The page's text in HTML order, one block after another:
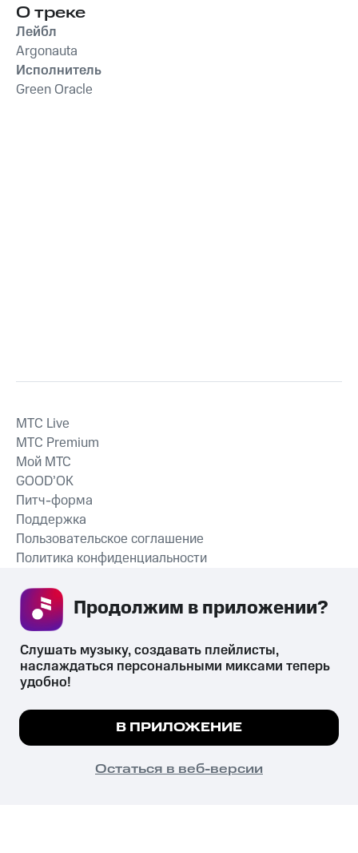
О треке
Лейбл
Argonauta
Исполнитель
Green Oracle
СКАЧАТЬ ПРИЛОЖЕНИЕ
MTС Live
MTС Premium
Мой МТС
GOOD’OK
Питч-форма
Поддержка
Пользовательское соглашение
Политика конфиденциальности
психотропных веществ, их аналогов причиняет вред здоровью,
их незаконный оборот запрещён и влечёт установленную
законодательством ответственность.
© 2026 ООО «КИОН».
Все права защищены
Мы используем куки, чтобы на сайте все
Подробнее
ПОНЯТНО
Слушать музыку, создавать плейлисты,
наслаждаться персональными миксами теперь
удобно!
В ПРИЛОЖЕНИЕ
Остаться в веб-версии